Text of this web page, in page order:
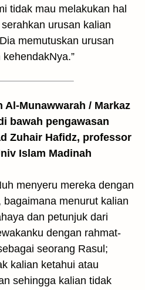
tidak mau melakukan hal
urusan kalian
memutuskan urusan
Al-Munawwarah / Markaz
bawah pengawasan
Zuhair Hafidz, professor
Islam Madinah
menyeru mereka dengan
bagaimana menurut kalian
dan petunjuk dari
dengan rahmat-
seorang Rasul;
kalian ketahui atau
sehingga kalian tidak